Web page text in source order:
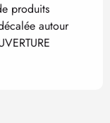
produits
autour